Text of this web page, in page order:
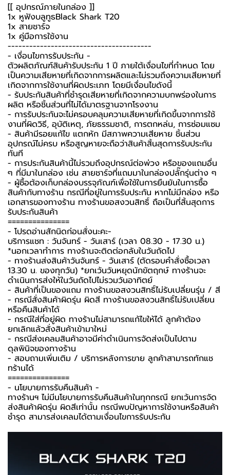
[[ อุปกรณ์ภายในกล่อง ]]
1x หูฟังบลูทูธBlack Shark T20
1x สายชาร์จ
1x คู่มือการใช้งาน
----------------------------------------
-️ เงื่อนไขการรับประกัน -️
ตัวผลิตภัณฑ์สินค้ารับประกัน 1 ปี ภายใต้เงื่อนไขที่กำหนด โดย
เป็นความเสียหายที่เกิดจากการผลิตและไม่รวมถึงความเสียหายที่
เกิดจากการใช้งานที่ผิดประเภท โดยมีเงื่อนไขดังนี้
- รับประกันสินค้าที่ชำรุดเสียหายที่เกิดจากความบกพร่องในการ
ผลิต หรือชิ้นส่วนที่ไม่ได้มาตรฐานจากโรงงาน
- การรับประกันจะไม่ครอบคลุมความเสียหายที่เกิดขึ้นจากการใช้
งานที่ผิดวิธี, อุบัติเหตุ, ภัยธรรมชาติ, การตกหล่น, การซ่อมแซม
- สินค้ามีรอยแก้ไข แตกหัก มีสภาพความเสียหาย ชิ้นส่วน
อุปกรณ์ไม่ครบ หรือสูญหายจะถือว่าสินค้าสิ้นสุดการรับประกัน
ทันที
- การประกันสินค้านี้ไม่รวมถึงอุปกรณ์ต่อพ่วง หรือของแถมอื่น
ๆ ที่มีมาในกล่อง เช่น สายชาร์จที่แถมมาในกล่องปลั๊กรุ่นต่าง ๆ
-️ ผู้ซื้อต้องเก็บกล่องบรรจุภัณฑ์เพื่อใช้ในการยืนยันในการซื้อ
สินค้ากับทางร้าน กรณีที่อยู่ในการรับประกัน หากไม่มีกล่อง หรือ
เอกสารของทางร้าน ทางร้านขอสงวนสิทธิ์ ถือเป็นที่สิ้นสุดการ
รับประกันสินค้า
===============
-️ โปรดอ่านสักนิดก่อนสั่งนะคะ-️
บริการแชท : วันจันทร์ - วันเสาร์ (เวลา 08.30 - 17.30 น.)
*นอกเวลาทำการ ทางร้านจะติดต่อกลับในวันถัดไป
- ทางร้านส่งสินค้าวันจันทร์ - วันเสาร์ (ตัดรอบคำสั่งซื้อเวลา
13.30 น. ของทุกวัน) *ยกเว้นวันหยุดนักขัตฤกษ์ ทางร้านจะ
ดำเนินการส่งให้ในวันถัดไปไม่รวมวันอาทิตย์
- สินค้าที่เป็นของแถม ทางร้านขอสงวนสิทธิ์ไม่รับเปลี่ยนรุ่น / สี
- กรณีสั่งสินค้าผิดรุ่น ผิดสี ทางร้านขอสงวนสิทธิ์ไม่รับเปลี่ยน
หรือคืนสินค้าได้
- กรณีใส่ที่อยู่ผิด ทางร้านไม่สามารถแก้ไขให้ได้ ลูกค้าต้อง
ยกเลิกแล้วสั่งสินค้าเข้ามาใหม่
- กรณีส่งเคลมสินค้าอาจมีค่าดำเนินการจัดส่งเป็นไปตาม
ดุลพินิจของทางร้าน
- สอบถามเพิ่มเติม / บริการหลังการขาย ลูกค้าสามารถทักแช
ทร้านได้
===============
-️ นโยบายการรับคืนสินค้า -️
ทางร้านฯ ไม่มีนโยบายการรับคืนสินค้าในทุกกรณี ยกเว้นการจัด
ส่งสินค้าผิดรุ่น ผิดสีเท่านั้น กรณีพบปัญหาการใช้งานหรือสินค้า
ชำรุด สามารส่งเคลมได้ตามเงื่อนไขการรับประกัน